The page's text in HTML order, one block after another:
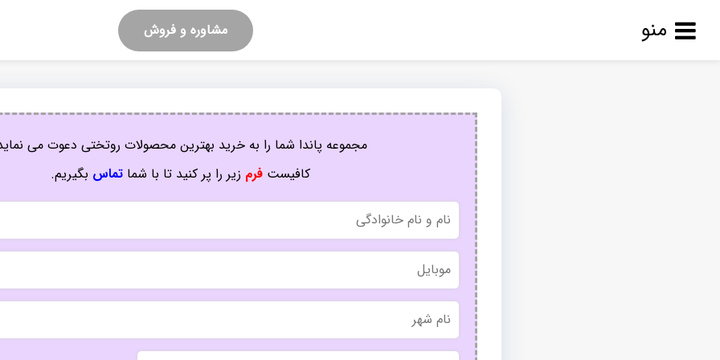
منو مشاوره و فروش
مجموعه پاندا شما را به خرید بهترین محصولات روتختی دعوت می
کافیستفرم زیر را پر کنید تا با شماتماس بگیریم.
و
نام
خانوادگی
موبایل
نام
شهر